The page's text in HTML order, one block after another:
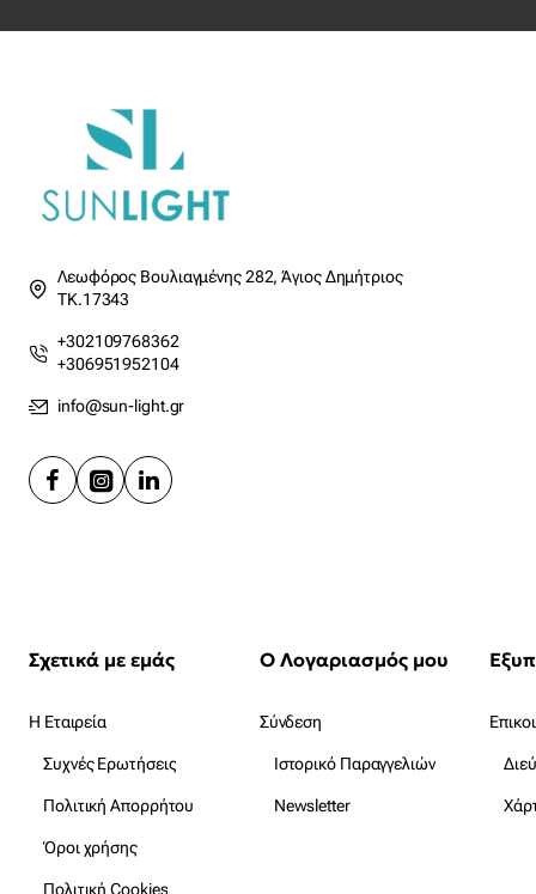
Λεωφόρος Βουλιαγμένης 282, Άγιος Δημήτριος
ΤΚ.17343
+302109768362
+306951952104
info@sun-light.gr
Σχετικά με εμάς
Η Εταιρεία
Συχνές Ερωτήσεις
Πολιτική Απορρήτου
Όροι χρήσης
Πολιτική Cookies
Ο Λογαριασμός μου
Σύνδεση
Ιστορικό Παραγγελιών
Newsletter